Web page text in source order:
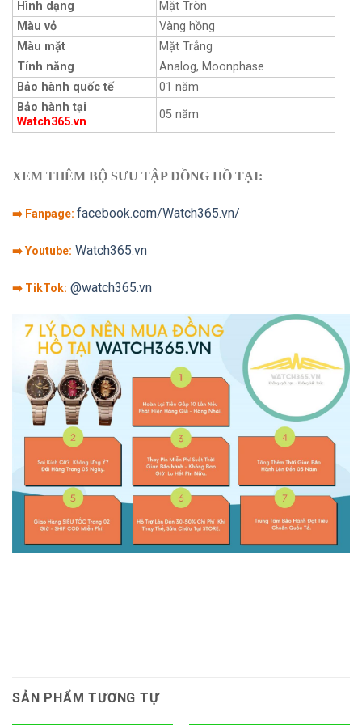
Hình dạng
Mặt Tròn
Màu vỏ
Vàng hồng
Màu mặt
Mặt Trắng
Tính năng
Analog, Moonphase
Bảo hành quốc tế
01 năm
Bảo hành tại
Watch365.vn
05 năm
XEM THÊM BỘ SƯU TẬP ĐỒNG HỒ TẠI:
➡️ Fanpage: facebook.com/Watch365.vn/
➡️ Youtube: Watch365.vn
➡️ TikTok: @watch365.vn
SẢN PHẨM TƯƠNG TỰ